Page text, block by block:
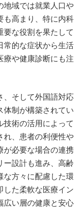
地域では就業人口や
も高まり、特に内科
要な役割を果たして
常的な症状から生活
療や健康診断にも注
、そして外国語対応
体制が構築されてい
技術の活用によって
れ、患者の利便性や
が必要な場合の連携
ー設計も進み、高齢
な方々に配慮した環
した柔軟な医療イン
広い層の健康と安心